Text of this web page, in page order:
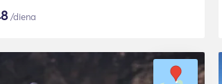
/diena